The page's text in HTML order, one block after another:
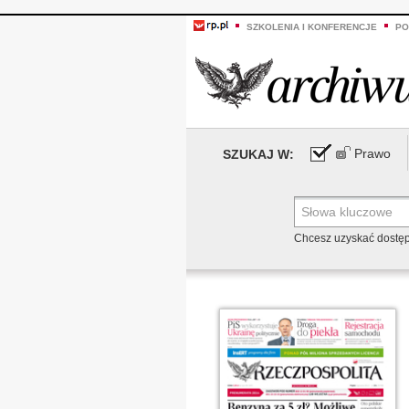
SZKOLENIA I KONFERENCJE
SZUKAJ W: Prawo
Chcesz uzyskać